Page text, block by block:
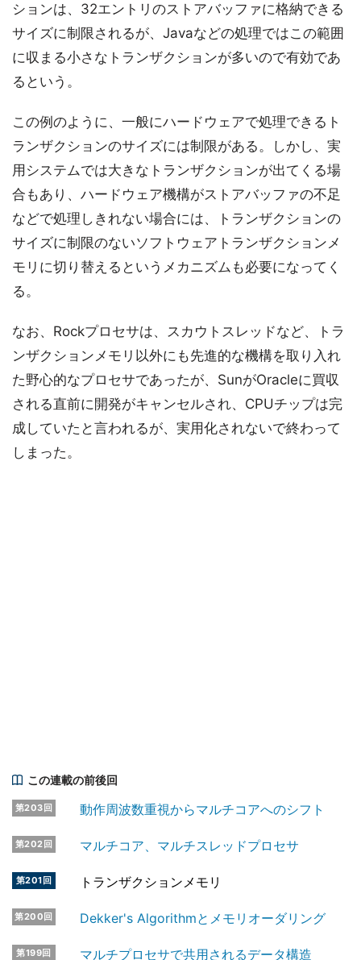
ションは、32エントリのストアバッファに格納できる
サイズに制限されるが、Javaなどの処理ではこの範囲
に収まる小さなトランザクションが多いので有効であ
るという。
この例のように、一般にハードウェアで処理できるト
ランザクションのサイズには制限がある。しかし、実
用システムでは大きなトランザクションが出てくる場
合もあり、ハードウェア機構がストアバッファの不足
などで処理しきれない場合には、トランザクションの
サイズに制限のないソフトウェアトランザクションメ
モリに切り替えるというメカニズムも必要になってく
る。
なお、Rockプロセサは、スカウトスレッドなど、トラ
ンザクションメモリ以外にも先進的な機構を取り入れ
た野心的なプロセサであったが、SunがOracleに買収
される直前に開発がキャンセルされ、CPUチップは完
成していたと言われるが、実用化されないで終わって
しまった。
この連載の前後回
第203回 動作周波数重視からマルチコアへのシフト
第202回 マルチコア、マルチスレッドプロセサ
第201回 トランザクションメモリ
第200回 Dekker's Algorithmとメモリオーダリング
第199回 マルチプロセサで共用されるデータ構造